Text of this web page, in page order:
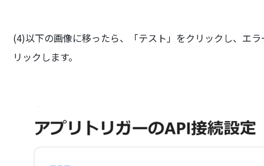
(4)以下の画像に移ったら、「テスト」をクリックし、エ
リックします。